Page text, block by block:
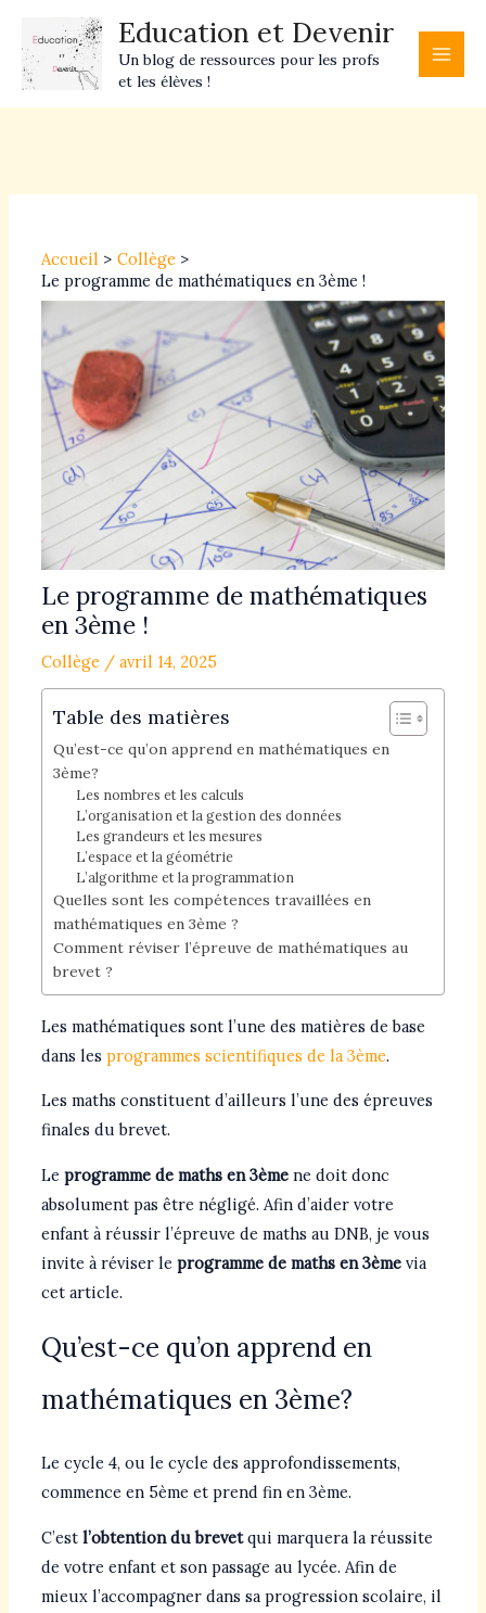
contenu
Education et Devenir
Un blog de ressources pour les profs
et les élèves !
Accueil
Collège
Le programme de mathématiques en 3ème !
Le programme de mathématiques
en 3ème !
Collège / avril 14, 2025
Table des matières
Qu’est-ce qu’on apprend en mathématiques en
3ème?
Les nombres et les calculs
L’organisation et la gestion des données
Les grandeurs et les mesures
L’espace et la géométrie
L’algorithme et la programmation
Quelles sont les compétences travaillées en
mathématiques en 3ème ?
Comment réviser l’épreuve de mathématiques au
brevet ?
Les mathématiques sont l’une des matières de base
dans les programmes scientifiques de la 3ème.
Les maths constituent d’ailleurs l’une des épreuves
finales du brevet.
Le programme de maths en 3èmene doit donc
absolument pas être négligé. Afin d’aider votre
enfant à réussir l’épreuve de maths au DNB, je vous
invite à réviser le programme de maths en 3èmevia
cet article.
Qu’est-ce qu’on apprend en
mathématiques en 3ème?
Le cycle 4, ou le cycle des approfondissements,
commence en 5ème et prend fin en 3ème.
C’est l’obtention du brevetqui marquera la réussite
de votre enfant et son passage au lycée. Afin de
mieux l’accompagner dans sa progression scolaire, il